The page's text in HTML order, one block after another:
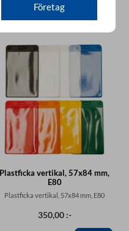
samma kategori
Plastficka vertikal, 57x84 mm,
E80
Plastficka vertikal, 57x84 mm, E80
350,00 :-
Företag